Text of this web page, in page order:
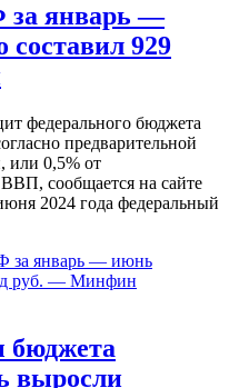
за январь —
929
бюджета
предварительной
или 0,5% от
сообщается на сайте
2024 года федеральный
за январь — июнь
руб. — Минфин
бюджета
выросли